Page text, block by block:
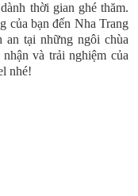
thời gian ghé thăm.
của bạn đến Nha Trang
an tại những ngôi chùa
và trải nghiệm của
nhé!